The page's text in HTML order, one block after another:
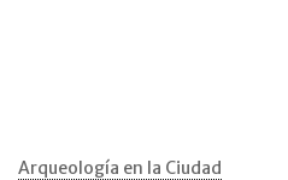
nueva)Arqueología en la Ciudad